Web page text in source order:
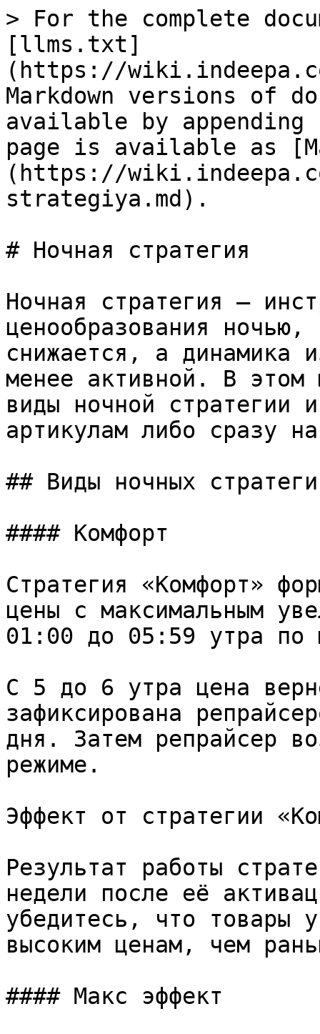
> For the complete
[llms.txt]
(https://
Markdown versions of
available by
page is available as
(https://
strategiya.md).
# Ночная стратегия
Ночная стратегия —
ценообразования
снижается, а динамика
менее активной. В этом
виды ночной стратегии
артикулам либо сразу
## Виды ночных
#### Комфорт
Стратегия «Комфорт»
цены с максимальным
01:00 до 05:59 утра по
С 5 до 6 утра цена
зафиксирована
дня. Затем репрайсер
режиме.
Эффект от стратегии
Результат работы
недели после её
убедитесь, что товары
высоким ценам, чем
#### Макс эффект